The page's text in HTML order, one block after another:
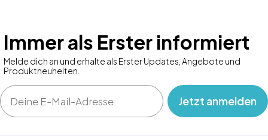
Immer als Erster informiert
Melde dich an und erhalte als Erster Updates, Angebote und
Produktneuheiten.
Email
‎ ‎ ‎ Jetzt anmelden‎ ‎ ‎ ‎